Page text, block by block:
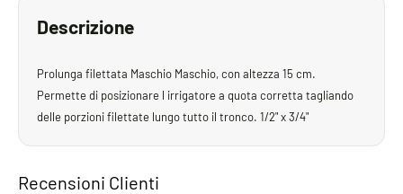
Descrizione
Prolunga filettata Maschio Maschio, con altezza 15 cm.
Permette di posizionare l irrigatore a quota corretta tagliando
delle porzioni filettate lungo tutto il tronco. 1/2" x 3/4"
Recensioni Clienti